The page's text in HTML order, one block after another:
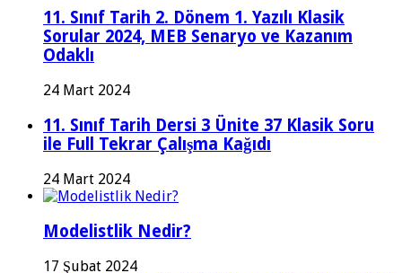
11. Sınıf Tarih 2. Dönem 1. Yazılı Klasik
Sorular 2024, MEB Senaryo ve Kazanım
Odaklı
24 Mart 2024
11. Sınıf Tarih Dersi 3 Ünite 37 Klasik Soru
ile Full Tekrar Çalışma Kağıdı
24 Mart 2024
Modelistlik Nedir?
17 Şubat 2024